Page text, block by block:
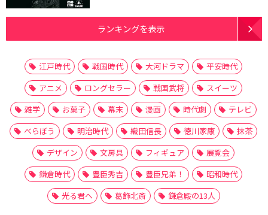
ランキングを表示
江戸時代 戦国時代 大河ドラマ
平安時代
アニメ
ロングセラー 戦国武将
スイーツ
雑学
お菓子 幕末 漫画 時代劇
テレビ
べらぼう
明治時代 織田信長 徳川家康
抹茶
デザイン
文房具 フィギュア
展覧会
鎌倉時代
豊臣秀吉 豊臣兄弟！
昭和時代
光る君へ
葛飾北斎 鎌倉殿の13人